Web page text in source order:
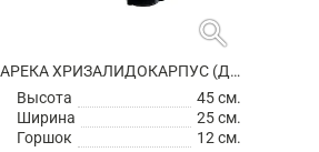
search
АРЕКА ХРИЗАЛИДОКАРПУС (ДИПСИС ЖЕЛТОВАТЫЙ)
Высота
45 см.
Ширина
25 см.
Горшок
12 см.